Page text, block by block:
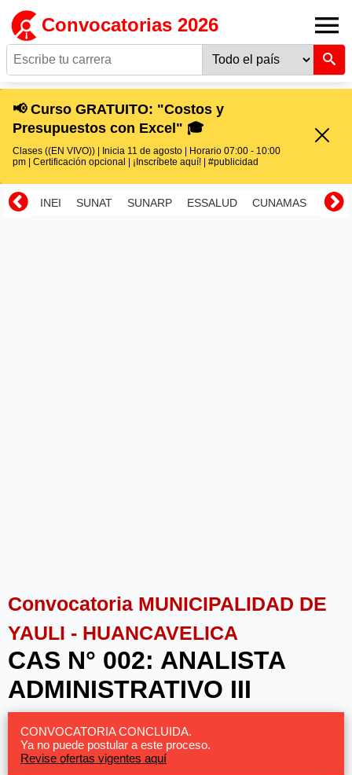
Convocatorias 2026
📢 Curso GRATUITO: "Costos y
Presupuestos con Excel" 🎓
Clases ((EN VIVO)) | Inicia 11 de agosto | Horario 07:00 - 10:00
pm | Certificación opcional | ¡Inscríbete aquí! | #publicidad
INEI SUNAT SUNARP ESSALUD CUNAMAS
Convocatoria MUNICIPALIDAD DE
YAULI - HUANCAVELICA
CAS N° 002: ANALISTA
ADMINISTRATIVO III
CONVOCATORIA CONCLUIDA.
Ya no puede postular a este proceso.
Revise ofertas vigentes aquí